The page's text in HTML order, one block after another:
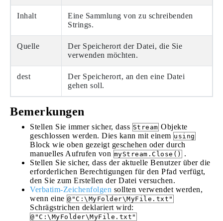
Inhalt
Eine Sammlung von zu schreibenden
Strings.
Quelle
Der Speicherort der Datei, die Sie
verwenden möchten.
dest
Der Speicherort, an den eine Datei
gehen soll.
Bemerkungen
Stellen Sie immer sicher, dass Stream Objekte
geschlossen werden. Dies kann mit einem using
Block wie oben gezeigt geschehen oder durch
manuelles Aufrufen von myStream.Close()
.
Stellen Sie sicher, dass der aktuelle Benutzer über die
erforderlichen Berechtigungen für den Pfad verfügt,
den Sie zum Erstellen der Datei versuchen.
Verbatim-Zeichenfolgen sollten verwendet werden,
wenn eine @"C:\MyFolder\MyFile.txt"
Schrägstrichen deklariert wird:
@"C:\MyFolder\MyFile.txt"